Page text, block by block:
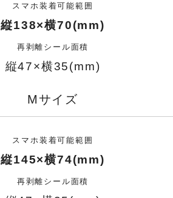
スマホ装着可能範囲
縦138×横70(mm)
再剥離シール面積
縦47×横35(mm)
Mサイズ
スマホ装着可能範囲
縦145×横74(mm)
再剥離シール面積